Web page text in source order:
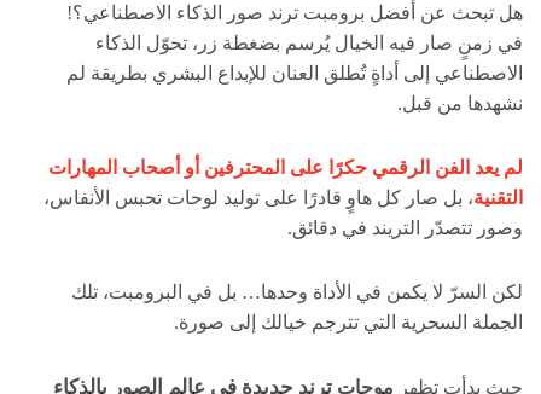
هل تبحث عن أفضل برومبت ترند صور الذكاء الاصطناعي؟!
في زمنٍ صار فيه الخيال يُرسم بضغطة زر، تحوّل الذكاء
الاصطناعي إلى أداةٍ تُطلق العنان للإبداع البشري بطريقة لم
نشهدها من قبل.
لم يعد الفن الرقمي حكرًا على المحترفين أو أصحاب المهارات
التقنية، بل صار كل هاوٍ قادرًا على توليد لوحات تحبس الأنفاس،
وصور تتصدّر التريند في دقائق.
لكن السرّ لا يكمن في الأداة وحدها… بل في البرومبت، تلك
الجملة السحرية التي تترجم خيالك إلى صورة.
حيث بدأت تظهر موجات ترند جديدة في عالم الصور بالذكاء